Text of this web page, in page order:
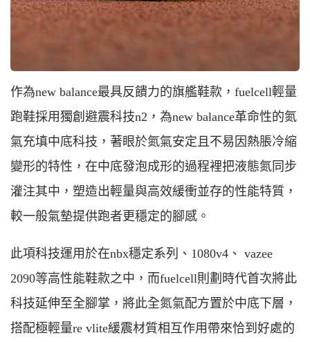
作為new balance最具反饋力的旗艦鞋款，fuelcell輕量
跑鞋採用獨創避震科技n2，為new balance革命性的氮
氣充填中底科技，著眼於氮氣安定且不易因熱脹冷縮
變形的特性，在中底發泡成形的過程裡把液態氮同步
灌注其中，塑造出輕量與高效緩衝並存的性能特質，
較一般氣墊提供跑者更穩定的腳感。
此項科技運用於在nbx穩定系列、1080v4、 vazee
2090等高性能鞋款之中，而fuelcell則劃時代首次將此
科技延伸至全腳掌，將此全氮氣配方置於中底下層，
搭配極輕量re vlite緩震材質相互作用帶來恰到好處的